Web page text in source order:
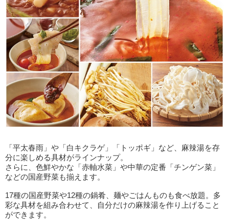
「平太春雨」や「白キクラゲ」「トッポギ」など、麻辣湯を存
分に楽しめる具材がラインナップ。
さらに、色鮮やかな「赤軸水菜」や中華の定番「チンゲン菜」
などの国産野菜も揃えます。
17種の国産野菜や12種の鍋肴、麺やごはんものも食べ放題。多
彩な具材を組み合わせて、自分だけの麻辣湯を作り上げること
ができます。